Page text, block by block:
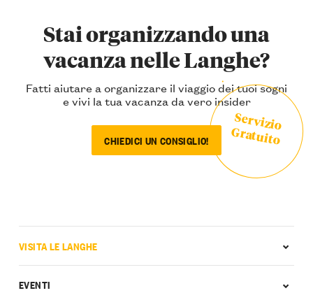
Stai organizzando una
vacanza nelle Langhe?
Fatti aiutare a organizzare il viaggio dei tuoi sogni
e vivi la tua vacanza da vero insider
CHIEDICI UN CONSIGLIO!
Servizio
Gratuito
VISITA LE LANGHE
EVENTI